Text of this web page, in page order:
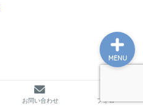
お問い合わせ フォロー
MENU